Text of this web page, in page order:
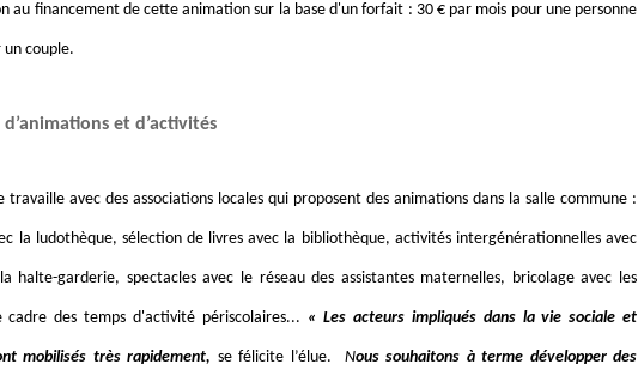
au financement de cette animation sur la base d'un forfait : 30 € par mois pour une personne
un couple.
et d’activités
travaille avec des associations locales qui proposent des animations dans la salle commune :
la ludothèque, sélection de livres avec la bibliothèque, activités intergénérationnelles avec
halte-garderie, spectacles avec le réseau des assistantes maternelles, bricolage avec les
cadre des temps d'activité périscolaires... « Les acteurs impliqués dans la vie sociale et
mobilisés très rapidement, se félicite l’élue. Nous souhaitons à terme développer des